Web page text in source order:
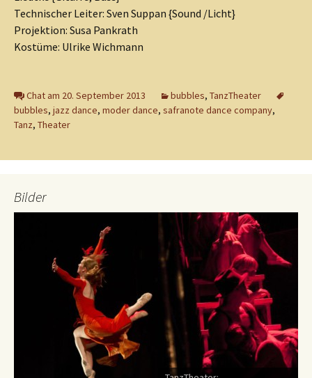
Technischer Leiter: Sven Suppan {Sound /Licht}
Projektion: Susa Pankrath
Kostüme: Ulrike Wichmann
Chat am 20. September 2013 bubbles, TanzTheater
bubbles, jazz dance, moder dance, safranote dance company,
Tanz, Theater
Bilder